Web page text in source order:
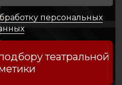
персональных
театральной